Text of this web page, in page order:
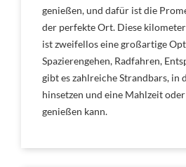
genießen, und dafür ist die
der perfekte Ort. Diese
ist zweifellos eine großartige
Spazierengehen, Radfahren,
gibt es zahlreiche Strandbars, in
hinsetzen und eine Mahlzeit
genießen kann.